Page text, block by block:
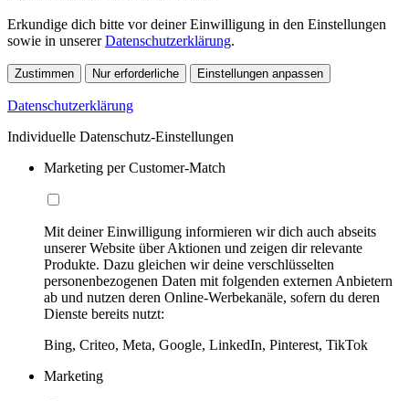
Erkundige dich bitte vor deiner Einwilligung in den Einstellungen
sowie in unsererDatenschutzerklärung.
Zustimmen Nur erforderliche Einstellungen anpassen
Datenschutzerklärung
Individuelle Datenschutz-Einstellungen
Marketing per Customer-Match
Mit deiner Einwilligung informieren wir dich auch abseits
unserer Website über Aktionen und zeigen dir relevante
Produkte. Dazu gleichen wir deine verschlüsselten
personenbezogenen Daten mit folgenden externen Anbietern
ab und nutzen deren Online-Werbekanäle, sofern du deren
Dienste bereits nutzt:
Bing, Criteo, Meta, Google, LinkedIn, Pinterest, TikTok
Marketing